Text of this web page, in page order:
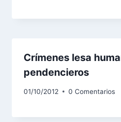
Crímenes lesa
pendencieros
01/10/2012 0 Comentarios